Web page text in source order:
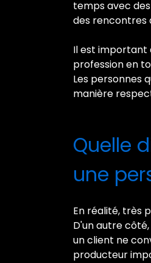
temps avec
des rencontres
Il est important
profession en
Les personnes
manière
Quelle
une
En réalité, très
D'un autre
un client ne
producteur